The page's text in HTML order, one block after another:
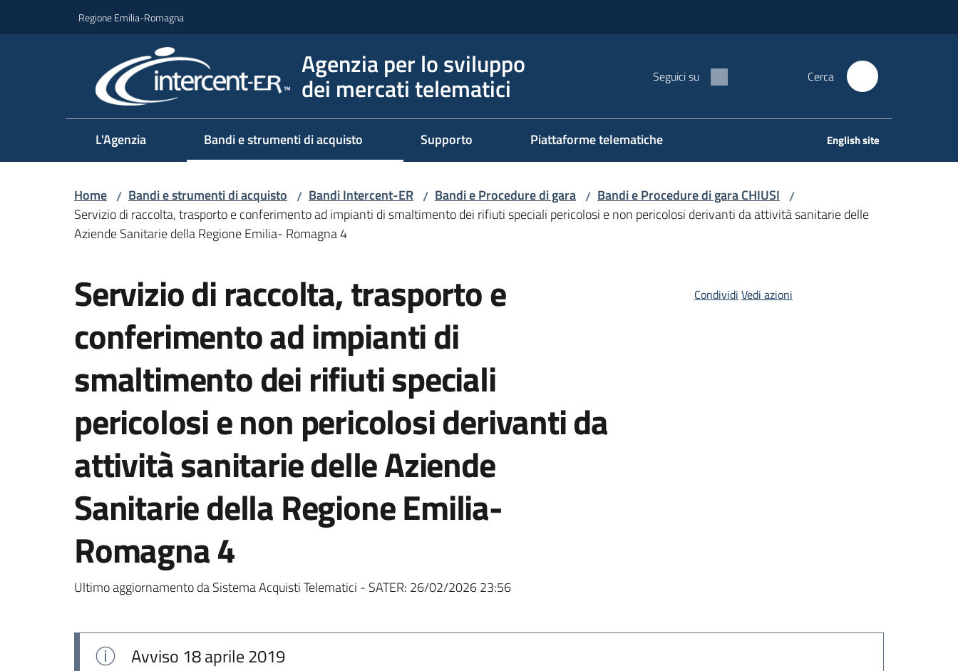
Regione Emilia-Romagna
Agenzia per lo sviluppo
dei mercati telematici Seguici su Cerca
L'Agenzia Bandi e strumenti di acquisto Supporto Piattaforme telematiche English site
Home / Bandi e strumenti di acquisto / Bandi Intercent-ER / Bandi e Procedure di gara / Bandi e Procedure di gara CHIUSI /
Servizio di raccolta, trasporto e conferimento ad impianti di smaltimento dei rifiuti speciali pericolosi e non pericolosi derivanti da attività sanitarie delle
Aziende Sanitarie della Regione Emilia- Romagna 4
Servizio di raccolta, trasporto e
conferimento ad impianti di
smaltimento dei rifiuti speciali
pericolosi e non pericolosi derivanti da
attività sanitarie delle Aziende
Sanitarie della Regione Emilia-
Romagna 4
Ultimo aggiornamento da Sistema Acquisti Telematici - SATER: 26/02/2026 23:56
Condividi Vedi azioni
Avviso 18 aprile 2019